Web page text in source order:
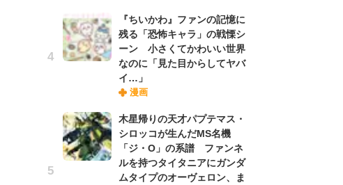
『ちいかわ』ファンの記憶に
残る「恐怖キャラ」の戦慄シ
ーン 小さくてかわいい世界
なのに「見た目からしてヤバ
イ…」
漫画
木星帰りの天才パプテマス・
シロッコが生んだMS名機
「ジ・O」の系譜 ファンネ
ルを持つタイタニアにガンダ
ムタイプのオーヴェロン、ま